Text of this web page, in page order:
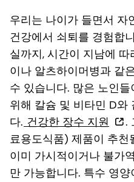
우리는 나이가 들면서 자
건강에서 쇠퇴를 경험합
실까지, 시간이 지남에
이나 알츠하이머병과 같
수 있습니다. 많은 노인
위해 칼슘 및 비타민 D와
다. 건강한 장수 지원
.
료용도식품) 제품이 추천
이미 가시적이거나 불가
만 가능합니다. 특수 영